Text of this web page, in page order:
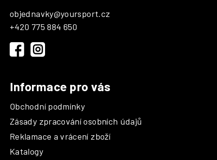
r
i
objednavky@yoursport.cz
+420 775 884 650
Informace pro vás
Obchodní podmínky
Zásady zpracování osobních údajů
Reklamace a vrácení zboží
Katalogy